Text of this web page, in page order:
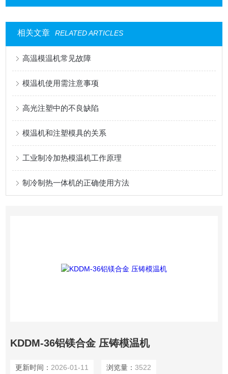
相关文章 RELATED ARTICLES
高温模温机常见故障
模温机使用需注意事项
高光注塑中的不良缺陷
模温机和注塑模具的关系
工业制冷加热模温机工作原理
制冷制热一体机的正确使用方法
KDDM-36铝镁合金 压铸模温机
更新时间： 2026-01-11 浏览量： 3522